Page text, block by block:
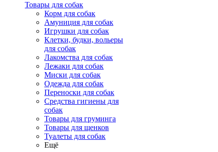
Товары для собак
Корм для собак
Амуниция для собак
Игрушки для собак
Клетки, будки, вольеры
для собак
Лакомства для собак
Лежаки для собак
Миски для собак
Одежда для собак
Переноски для собак
Средства гигиены для
собак
Товары для груминга
Товары для щенков
Туалеты для собак
Ещё